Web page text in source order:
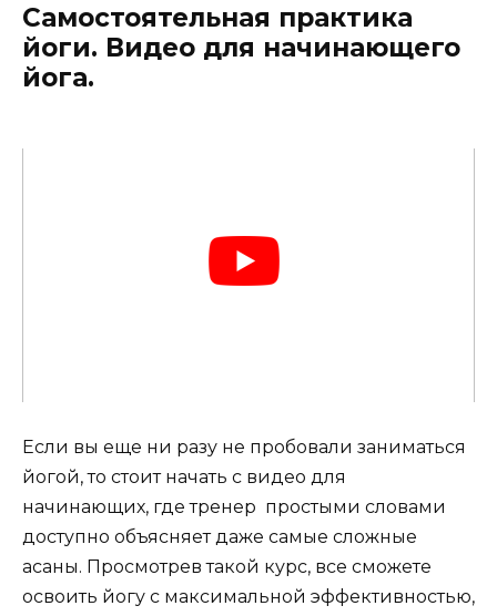
Самостоятельная практика
йоги. Видео для начинающего
йога.
Если вы еще ни разу не пробовали заниматься
йогой, то стоит начать с видео для
начинающих, где тренер простыми словами
доступно объясняет даже самые сложные
асаны. Просмотрев такой курс, все сможете
освоить йогу с максимальной эффективностью,